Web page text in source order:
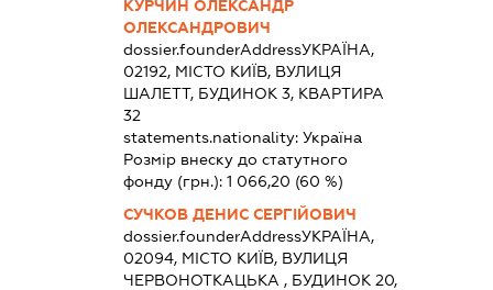
КУРЧИН ОЛЕКСАНДР
ОЛЕКСАНДРОВИЧ
dossier.founderAddressУКРАЇНА,
02192, МІСТО КИЇВ, ВУЛИЦЯ
ШАЛЕТТ, БУДИНОК 3, КВАРТИРА
32
statements.nationality: Україна
Розмір внеску до статутного
фонду (грн.): 1 066,20 (60 %)
СУЧКОВ ДЕНИС СЕРГІЙОВИЧ
dossier.founderAddressУКРАЇНА,
02094, МІСТО КИЇВ, ВУЛИЦЯ
ЧЕРВОНОТКАЦЬКА , БУДИНОК 20,